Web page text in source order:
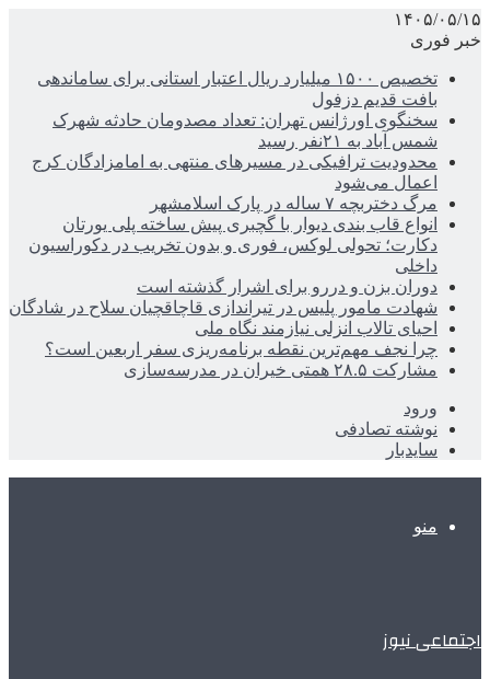
۱۴۰۵/۰۵/۱۵
خبر فوری
تخصیص ۱۵۰۰ میلیارد ریال اعتبار استانی برای ساماندهی
بافت قدیم دزفول
سخنگوی اورژانس تهران: تعداد مصدومان حادثه شهرک
شمس آباد به ۲۱نفر رسید
محدودیت ترافیکی در مسیرهای منتهی به امامزادگان کرج
اعمال می‌شود
مرگ دختربچه ۷ ساله در پارک اسلامشهر
انواع قاب بندی دیوار با گچبری پیش ساخته پلی یورتان
دکارت؛ تحولی لوکس، فوری و بدون تخریب در دکوراسیون
داخلی
دوران بزن و دررو برای اشرار گذشته است
شهادت مامور پلیس در تیراندازی قاچاقچیان سلاح در شادگان
احیای تالاب انزلی نیازمند نگاه ملی
چرا نجف مهم‌ترین نقطه برنامه‌ریزی سفر اربعین است؟
مشارکت ۲۸.۵ همتی خیران در مدرسه‌سازی
ورود
نوشته تصادفی
سایدبار
منو
اجتماعی نیوز